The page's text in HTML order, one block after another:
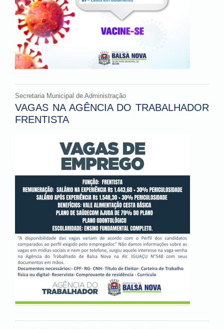
Secretaria Municipal de Administração
VAGAS NA AGÊNCIA DO TRABALHADOR
FRENTISTA